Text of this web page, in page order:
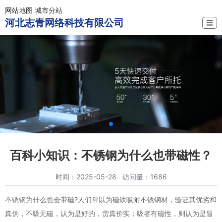
网站地图 城市分站
河北志青网络科技有限公司 ☰
百科小知识：不锈钢为什么也带磁性？
时间：2025-05-28 访问量：1686
不锈钢为什么也会带磁?人们常以为磁铁吸附不锈钢材，验证其优劣和
真伪，不吸无磁，认为是好的，货真价实；吸者有磁性，则认为是冒